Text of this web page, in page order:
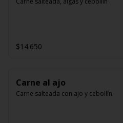
$14.650
Carne al ajo
Carne salteada con ajo y cebollín